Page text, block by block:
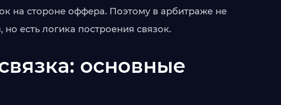
на стороне оффера. Поэтому в арбитраже не
есть логика построения связок.
основные